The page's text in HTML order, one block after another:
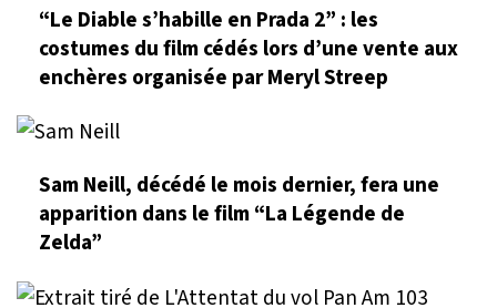
“Le Diable s’habille en Prada 2” : les
costumes du film cédés lors d’une vente aux
enchères organisée par Meryl Streep
Sam Neill, décédé le mois dernier, fera une
apparition dans le film “La Légende de
Zelda”